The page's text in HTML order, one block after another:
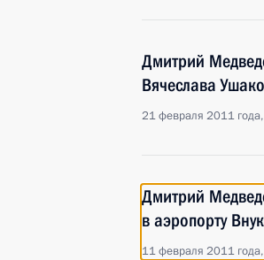
Дмитрий
Вячеслава
21 февраля 2011
Дмитрий
в аэропорту
11 февраля 2011